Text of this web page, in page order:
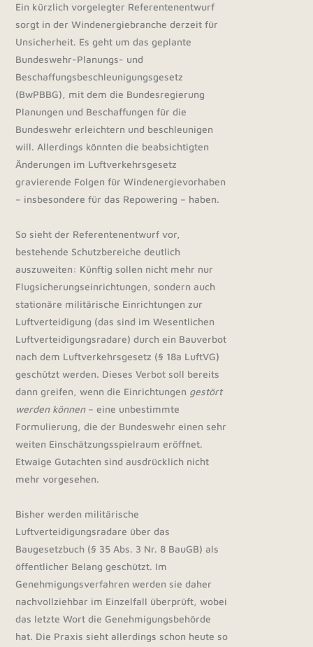
Ein kürzlich vorgelegter Referentenentwurf
sorgt in der Windenergiebranche derzeit für
Unsicherheit. Es geht um das geplante
Bundeswehr-Planungs- und
Beschaffungsbeschleunigungsgesetz
(BwPBBG), mit dem die Bundesregierung
Planungen und Beschaffungen für die
Bundeswehr erleichtern und beschleunigen
will. Allerdings könnten die beabsichtigten
Änderungen im Luftverkehrsgesetz
gravierende Folgen für Windenergievorhaben
– insbesondere für das Repowering – haben.
So sieht der Referentenentwurf vor,
bestehende Schutzbereiche deutlich
auszuweiten: Künftig sollen nicht mehr nur
Flugsicherungseinrichtungen, sondern auch
stationäre militärische Einrichtungen zur
Luftverteidigung (das sind im Wesentlichen
Luftverteidigungsradare) durch ein Bauverbot
nach dem Luftverkehrsgesetz (§ 18a LuftVG)
geschützt werden. Dieses Verbot soll bereits
dann greifen, wenn die Einrichtungen gestört
werden können– eine unbestimmte
Formulierung, die der Bundeswehr einen sehr
weiten Einschätzungsspielraum eröffnet.
Etwaige Gutachten sind ausdrücklich nicht
mehr vorgesehen.
Bisher werden militärische
Luftverteidigungsradare über das
Baugesetzbuch (§ 35 Abs. 3 Nr. 8 BauGB) als
öffentlicher Belang geschützt. Im
Genehmigungsverfahren werden sie daher
nachvollziehbar im Einzelfall überprüft, wobei
das letzte Wort die Genehmigungsbehörde
hat. Die Praxis sieht allerdings schon heute so